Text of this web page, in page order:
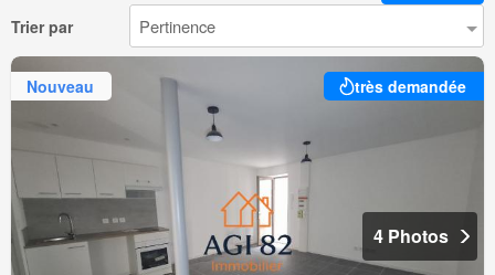
Trier par
Nouveau très demandée
4 Photos